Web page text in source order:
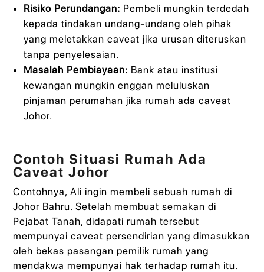
Risiko Perundangan: Pembeli mungkin terdedah
kepada tindakan undang-undang oleh pihak
yang meletakkan caveat jika urusan diteruskan
tanpa penyelesaian.
Masalah Pembiayaan: Bank atau institusi
kewangan mungkin enggan meluluskan
pinjaman perumahan jika rumah ada caveat
Johor.
Contoh Situasi Rumah Ada
Caveat Johor
Contohnya, Ali ingin membeli sebuah rumah di
Johor Bahru. Setelah membuat semakan di
Pejabat Tanah, didapati rumah tersebut
mempunyai caveat persendirian yang dimasukkan
oleh bekas pasangan pemilik rumah yang
mendakwa mempunyai hak terhadap rumah itu.